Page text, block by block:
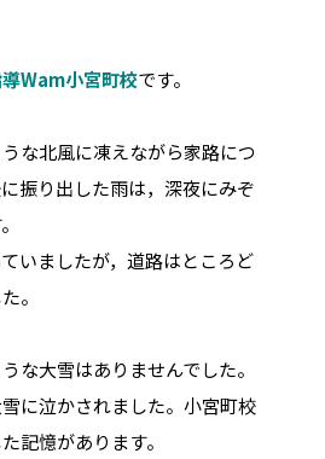
Wam小宮町校です。
な北風に凍えながら家路につ
振り出した雨は，深夜にみぞ
いましたが，道路はところど
。
な大雪はありませんでした。
に泣かされました。小宮町校
記憶があります。